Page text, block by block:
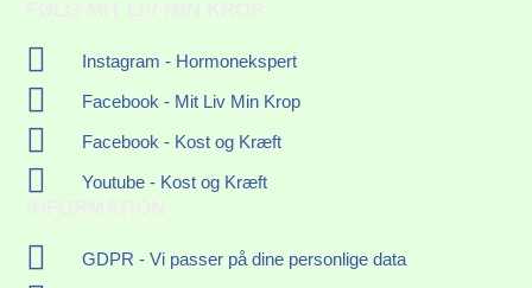
Instagram - Hormonekspert
Facebook - Mit Liv Min Krop
Facebook - Kost og Kræft
Youtube - Kost og Kræft
GDPR - Vi passer på dine personlige data